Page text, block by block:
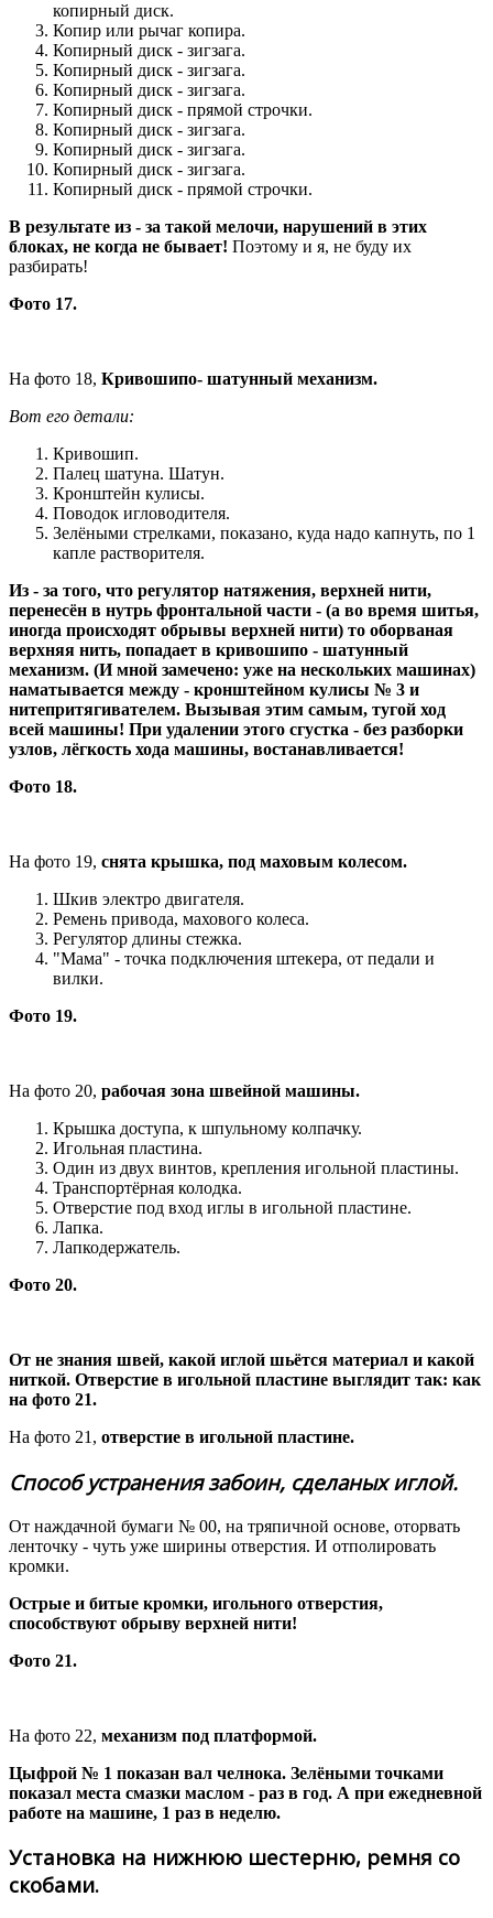
копирный диск.
Копир или рычаг копира.
Копирный диск - зигзага.
Копирный диск - зигзага.
Копирный диск - зигзага.
Копирный диск - прямой строчки.
Копирный диск - зигзага.
Копирный диск - зигзага.
Копирный диск - зигзага.
Копирный диск - прямой строчки.
В результате из - за такой мелочи, нарушений в этих
блоках, не когда не бывает! Поэтому и я, не буду их
разбирать!
Фото 17.
На фото 18, Кривошипо- шатунный механизм.
Вот его детали:
Кривошип.
Палец шатуна. Шатун.
Кронштейн кулисы.
Поводок игловодителя.
Зелёными стрелками, показано, куда надо капнуть, по 1
капле растворителя.
Из - за того, что регулятор натяжения, верхней нити,
перенесён в нутрь фронтальной части - (а во время шитья,
иногда происходят обрывы верхней нити) то оборваная
верхняя нить, попадает в кривошипо - шатунный
механизм. (И мной замечено: уже на нескольких машинах)
наматывается между - кронштейном кулисы № 3 и
нитепритягивателем. Вызывая этим самым, тугой ход
всей машины! При удалении этого сгустка - без разборки
узлов, лёгкость хода машины, востанавливается!
Фото 18.
На фото 19, снята крышка, под маховым колесом.
Шкив электро двигателя.
Ремень привода, махового колеса.
Регулятор длины стежка.
"Мама" - точка подключения штекера, от педали и
вилки.
Фото 19.
На фото 20, рабочая зона швейной машины.
Крышка доступа, к шпульному колпачку.
Игольная пластина.
Один из двух винтов, крепления игольной пластины.
Транспортёрная колодка.
Отверстие под вход иглы в игольной пластине.
Лапка.
Лапкодержатель.
Фото 20.
От не знания швей, какой иглой шьётся материал и какой
ниткой. Отверстие в игольной пластине выглядит так: как
на фото 21.
На фото 21, отверстие в игольной пластине.
Способ устранения забоин, сделаных иглой.
От наждачной бумаги № 00, на тряпичной основе, оторвать
ленточку - чуть уже ширины отверстия. И отполировать
кромки.
Острые и битые кромки, игольного отверстия,
способствуют обрыву верхней нити!
Фото 21.
На фото 22, механизм под платформой.
Цыфрой № 1 показан вал челнока. Зелёными точками
показал места смазки маслом - раз в год. А при ежедневной
работе на машине, 1 раз в неделю.
Установка на нижнюю шестерню, ремня со
скобами.